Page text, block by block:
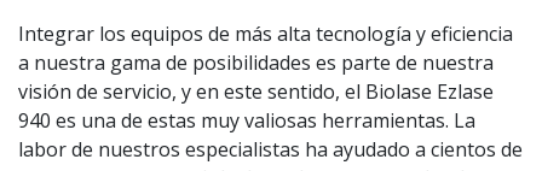
Integrar los equipos de más alta tecnología y eficiencia
a nuestra gama de posibilidades es parte de nuestra
visión de servicio, y en este sentido, el Biolase Ezlase
940 es una de estas muy valiosas herramientas. La
labor de nuestros especialistas ha ayudado a cientos de